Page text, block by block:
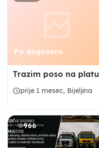
Po dogovoru
Trazim poso na platu
scheduleprije 1 mesec, Bijeljina
966